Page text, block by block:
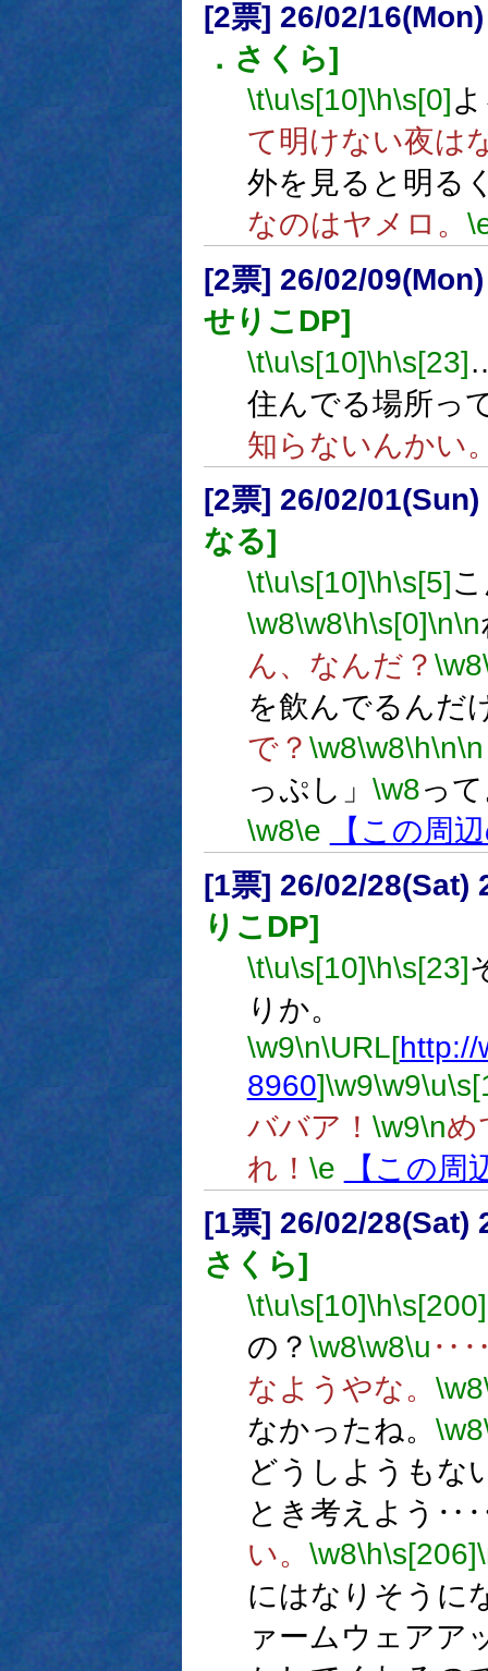
[2票] 26/02/
．さくら]
\t\u\s[10]\h\s[0]
て明けない夜は
外を見ると明る
なのはヤメロ。
[2票] 26/02/
せりこDP]
\t\u\s[10]\h\s[23]
住んでる場所っ
知らないんかい
[2票] 26/02/
なる]
\t\u\s[10]\h\s[5]
\w8\w8\h\s[0]\n\n
ん、なんだ？ \w8
を飲んでるんだ
で？ \w8\w8\h\n\n
っぷし」 \w8っ
\w8\e
【この周
[1票] 26/02/28(Sat)
りこDP]
\t\u\s[10]\h\s[23]
りか。
\w9\n\URL[http://
8960]\w9\w9\u
ババア！ \w9\nめ
れ！ \e
【この周
[1票] 26/02/28(Sat)
さくら]
\t\u\s[10]\h\s[200]
の？ \w8\w8\u
なようやな。 \w8
なかったね。 \w8
どうしようもな
とき考えよう
い。 \w8\h\s[206]
にはなりそうに
ァームウェアア